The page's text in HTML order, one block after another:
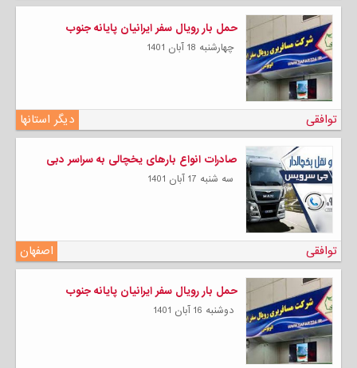
حمل بار رویال سفر ایرانیان پایانه جنوب
چهارشنبه 18 آبان 1401
دیگر استانها توافقی
صادرات انواع بارهای یخچالی به سراسر دبی
سه شنبه 17 آبان 1401
اصفهان توافقی
حمل بار رویال سفر ایرانیان پایانه جنوب
دوشنبه 16 آبان 1401